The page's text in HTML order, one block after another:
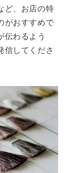
ど、お店の特
がおすすめで
伝わるよう
信してくださ